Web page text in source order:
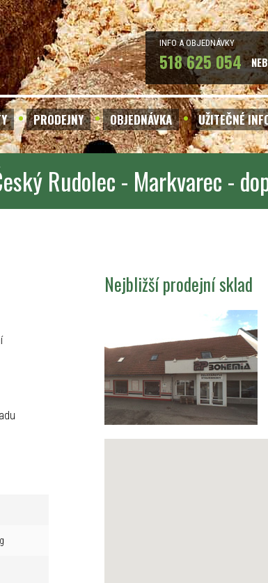
INFO A OBJEDNÁVKY
518 625 054
PRODEJNY OBJEDNÁVKA UŽITEČNÉ
Rudolec - Markvarec -
Nejbližší prodejní sklad